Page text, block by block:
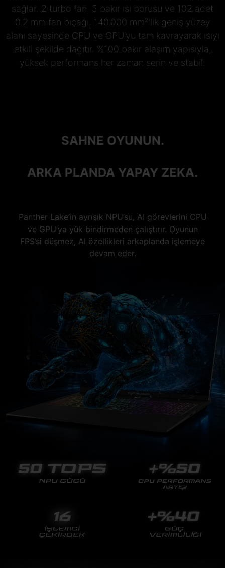
sağlar. 2 turbo fan, 5 bakır ısı borusu ve 102 adet
0.2 mm fan bıçağı, 140.000 mm²'lik geniş yüzey
alanı sayesinde CPU ve GPU’yu tam kavrayarak ısıyı
etkili şekilde dağıtır. %100 bakır alaşım yapısıyla,
yüksek performans her zaman serin ve stabil!
SAHNE OYUNUN.
ARKA PLANDA YAPAY ZEKA.
Panther Lake’in ayrışık NPU’su, AI görevlerini CPU
ve GPU’ya yük bindirmeden çalıştırır. Oyunun
FPS’si düşmez, AI özellikleri arkaplanda işlemeye
devam eder.